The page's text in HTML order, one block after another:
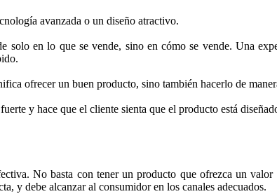
avanzada o un diseño atractivo.
solo en lo que se vende, sino en cómo se vende. Una
ofrecer un buen producto, sino también hacerlo de
y hace que el cliente sienta que el producto está
No basta con tener un producto que ofrezca un valor
y debe alcanzar al consumidor en los canales adecuados.